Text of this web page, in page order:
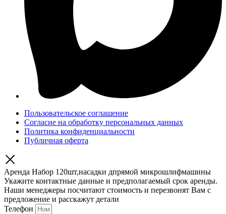
Пользовательское соглашение
Согласие на обработку персональных данных
Политика конфиденциальности
Публичная оферта
Аренда Набор 120шт,насадки дпрямой микрошлифмашины
Укажите контактные данные и предполагаемый срок аренды.
Наши менеджеры посчитают стоимость и перезвонят Вам с
предложение и расскажут детали
Телефон